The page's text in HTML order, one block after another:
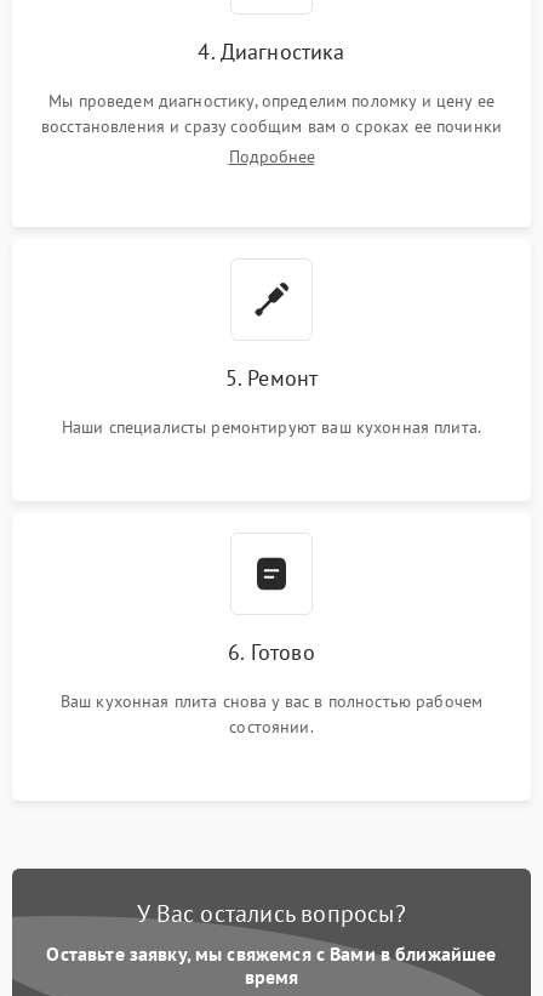
4. Диагностика
Мы проведем диагностику, определим поломку и цену ее
восстановления и сразу сообщим вам о сроках ее починки
Подробнее
5. Ремонт
Наши специалисты ремонтируют ваш кухонная плита.
6. Готово
Ваш кухонная плита снова у вас в полностью рабочем
состоянии.
У Вас остались вопросы?
Оставьте заявку, мы свяжемся с Вами в ближайшее
время